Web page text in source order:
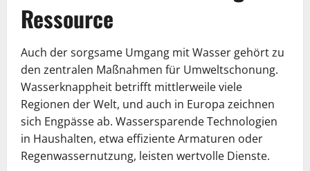
Ressource
Auch der sorgsame Umgang mit Wasser gehört zu
den zentralen Maßnahmen für Umweltschonung.
Wasserknappheit betrifft mittlerweile viele
Regionen der Welt, und auch in Europa zeichnen
sich Engpässe ab. Wassersparende Technologien
in Haushalten, etwa effiziente Armaturen oder
Regenwassernutzung, leisten wertvolle Dienste.